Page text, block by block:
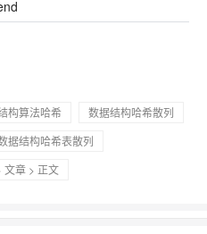
构算法哈希
数据结构哈希散列
据结构哈希表散列
文章 > 正文